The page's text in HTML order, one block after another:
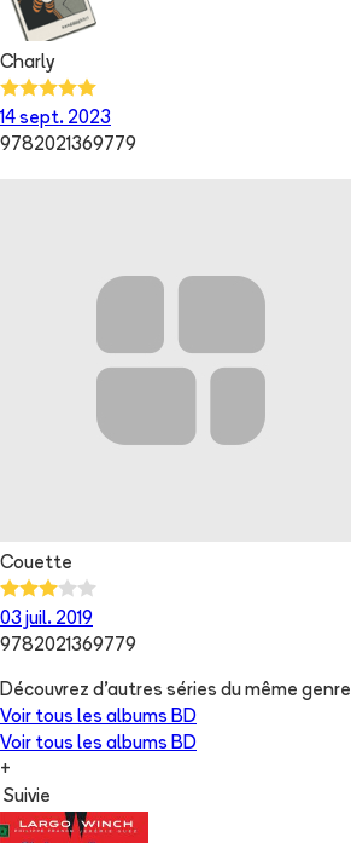
Charly
14 sept. 2023
9782021369779
Couette
03 juil. 2019
9782021369779
Découvrez d'autres séries du même genre
Voir tous les albums BD
Voir tous les albums BD
+
Suivie